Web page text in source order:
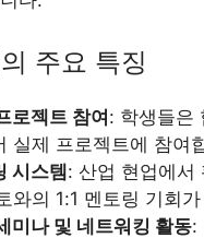
주요 특징
로젝트 참여: 학생들은
실제 프로젝트에 참여
시스템: 산업 현업에서
와의 1:1 멘토링 기회
미나 및 네트워킹 활동: